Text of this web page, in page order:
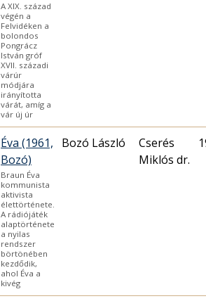
A XIX. század
végén a
Felvidéken a
bolondos
Pongrácz
István gróf
XVII. századi
várúr
módjára
irányította
várát, amíg a
vár új úr
Éva (1961,
Bozó)
Braun Éva
kommunista
aktivista
élettörténete.
A rádiójáték
alaptörténete
a nyilas
rendszer
börtönében
kezdődik,
ahol Éva a
kivég
Bozó László
Cserés
Miklós dr.